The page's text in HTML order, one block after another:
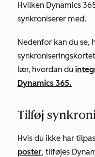
Hvilken Dynamics
synkroniserer med.
Nedenfor kan du se,
lær, hvordan du
Dynamics 365.
Tilføj
Hvis du ikke har
poster, tilføjes